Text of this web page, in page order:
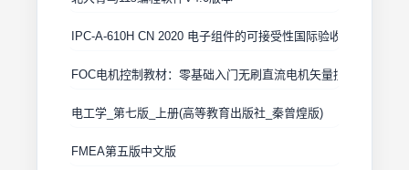
IPC-A-610H CN 2020 电子组件的可接受性国际验收标准
FOC电机控制教材：零基础入门无刷直流电机矢量控制技术 上
电工学_第七版_上册(高等教育出版社_秦曾煌版)
FMEA第五版中文版